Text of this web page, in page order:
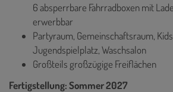
6 absperrbare Fahrradboxen mit
erwerbbar
Partyraum, Gemeinschaftsraum,
Jugendspielplatz, Waschsalon
Großteils großzügige Freiflächen
Fertigstellung: Sommer 2027